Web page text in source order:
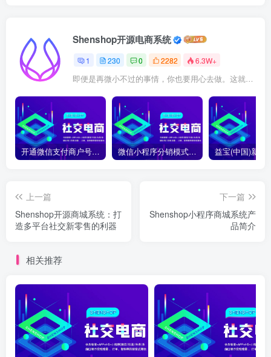
Shenshop开源电商系统
1 230 0 2282 6.3W+
即便是再微小不过的事情，你也要用心去做。这就是成功的秘密
开通微信支付商户号怎么开通？开通微信支付商户号详细教程 微信小程序分销模式如何合法合规运营？
上一篇
Shenshop开源商城系统：打
造多平台社交新零售的利器
下一篇
Shenshop小程序商城系统产
品简介
相关推荐